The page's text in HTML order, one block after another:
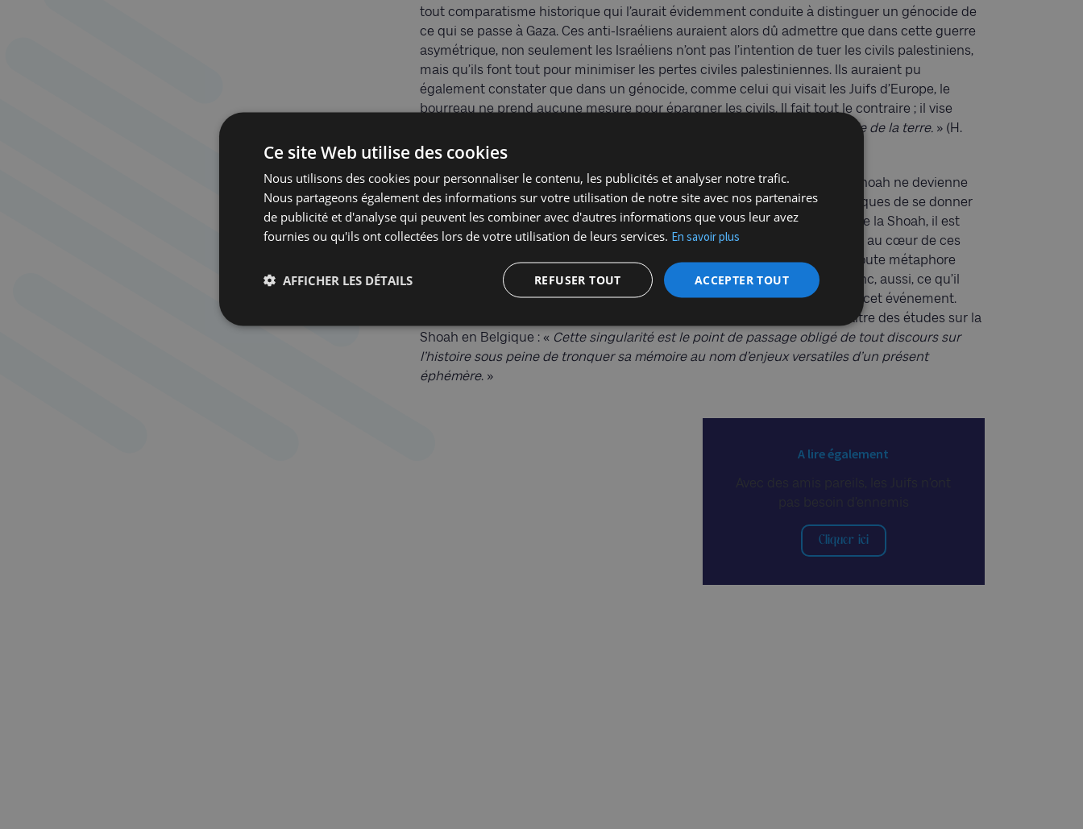
tout comparatisme historique qui l’aurait évidemment conduite à distinguer un génocide de
ce qui se passe à Gaza. Ces anti-Israéliens auraient alors dû admettre que dans cette guerre
asymétrique, non seulement les Israéliens n’ont pas l’intention de tuer les civils palestiniens,
mais qu’ils font tout pour minimiser les pertes civiles palestiniennes. Ils auraient pu
également constater que dans un génocide, comme celui qui visait les Juifs d’Europe, le
bourreau ne prend aucune mesure pour épargner les civils. Il fait tout le contraire ; il vise
Faire disparaître ce peuple de la terre. » (H.
Himmler, le 6 octobre 1943).
Si nous voulons que la Journée internationale dédiée aux victimes de la Shoah ne devienne
pas une mascarade permettant à des militants et des responsables politiques de se donner
bonne conscience tout en participant à la banalisation et à la distorsion de la Shoah, il est
nécessaire de placer la démarche historique et son exigence d’exactitude au cœur de ces
commémorations. Loin de tout discours inutilement moralisateur ou de toute métaphore
faisant de la Shoah le mal absolu, l’histoire dit ce qu’est le génocide et donc, aussi, ce qu’il
n’est pas. En cernant la singularité du génocide, l’histoire rend intelligible cet événement.
Comme le soulignait admirablement l’historien Maxime Steinberg, le maître des études sur la
Shoah en Belgique : « Cette singularité est le point de passage obligé de tout discours sur
l’histoire sous peine de tronquer sa mémoire au nom d’enjeux versatiles d’un présent
éphémère. »
A lire également
Cliquer ici
Ce site Web utilise des cookies
Nous utilisons des cookies pour personnaliser le contenu, les publicités et analyser notre trafic.
Nous partageons également des informations sur votre utilisation de notre site avec nos partenaires
de publicité et d'analyse qui peuvent les combiner avec d'autres informations que vous leur avez
fournies ou qu'ils ont collectées lors de votre utilisation de leurs services. En savoir plus
ACCEPTER TOUT
REFUSER TOUT
AFFICHER LES DÉTAILS